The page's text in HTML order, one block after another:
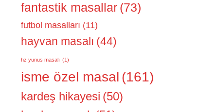
fantastik masallar (73)
futbol masalları (11)
hayvan masalı (44)
hz yunus masalı (1)
isme özel masal (161)
kardeş hikayesi (50)